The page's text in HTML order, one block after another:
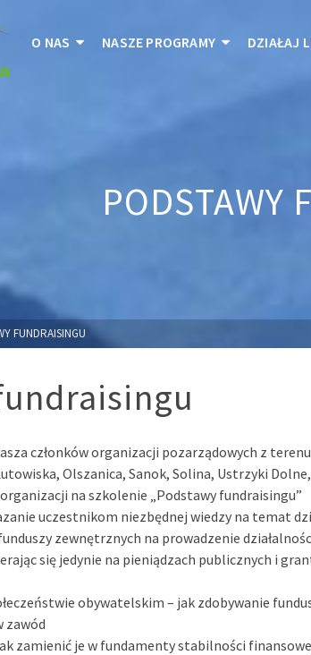
O NAS NASZE PROGRAMY DZIAŁAJ
PODSTAWY
FUNDRAISINGU
członków organizacji pozarządowych z
Olszanica, Sanok, Solina, Ustrzyki
na szkolenie „Podstawy fundraisingu”
uczestnikom niezbędnej wiedzy na temat
zewnętrznych na prowadzenie
się jedynie na pieniądzach publicznych i
obywatelskim – jak zdobywanie
zawód
zamienić je w fundamenty stabilności